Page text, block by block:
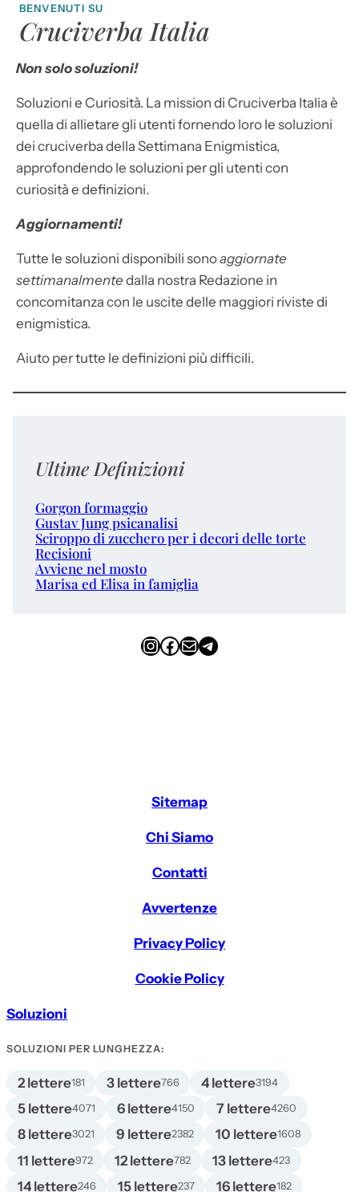
BENVENUTI SU
Cruciverba Italia
Non solo soluzioni!
Soluzioni e Curiosità. La mission di Cruciverba Italia è
quella di allietare gli utenti fornendo loro le soluzioni
dei cruciverba della Settimana Enigmistica,
approfondendo le soluzioni per gli utenti con
curiosità e definizioni.
Aggiornamenti!
Tutte le soluzioni disponibili sonoaggiornate
settimanalmente dalla nostra Redazione in
concomitanza con le uscite delle maggiori riviste di
enigmistica.
Aiuto per tutte le definizioni più difficili.
Ultime Definizioni
Gorgon formaggio
Gustav Jung psicanalisi
Sciroppo di zucchero per i decori delle torte
Recisioni
Avviene nel mosto
Marisa ed Elisa in famiglia
InstagramFacebook Email Telegram
Sitemap
Chi Siamo
Contatti
Avvertenze
Privacy Policy
Cookie Policy
Soluzioni
SOLUZIONI PER LUNGHEZZA:
2 lettere181 3 lettere766 4 lettere3194
5 lettere4071 6 lettere4150 7 lettere4260
8 lettere3021 9 lettere2382 10 lettere1608
11 lettere972 12 lettere782 13 lettere423
14 lettere246 15 lettere237 16 lettere182